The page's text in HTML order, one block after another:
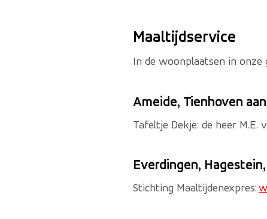
Maaltijdservice
In de woonplaatsen in
Ameide, Tienhoven
Tafeltje Dekje: de heer M.E.
Everdingen,
Stichting Maaltijdenexpres: